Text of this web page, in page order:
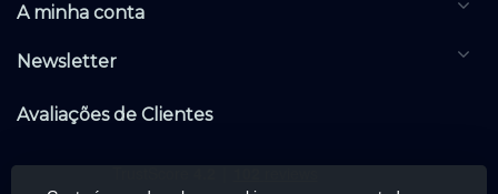
A minha conta
Newsletter
Avaliações de Clientes